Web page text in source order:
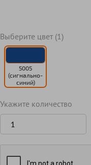
Выберите цвет (1)
5005
(сигнально-
синий)
Укажите количество